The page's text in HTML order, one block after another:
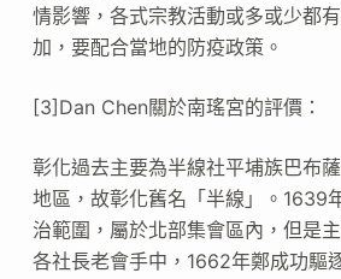
情影響，各式宗教活動或多或少都
加，要配合當地的防疫政策。
[3]Dan Chen關於南瑤宮的評價：
彰化過去主要為半線社平埔族巴布
地區，故彰化舊名「半線」。1639
治範圍，屬於北部集會區內，但是
各社長老會手中，1662年鄭成功驅